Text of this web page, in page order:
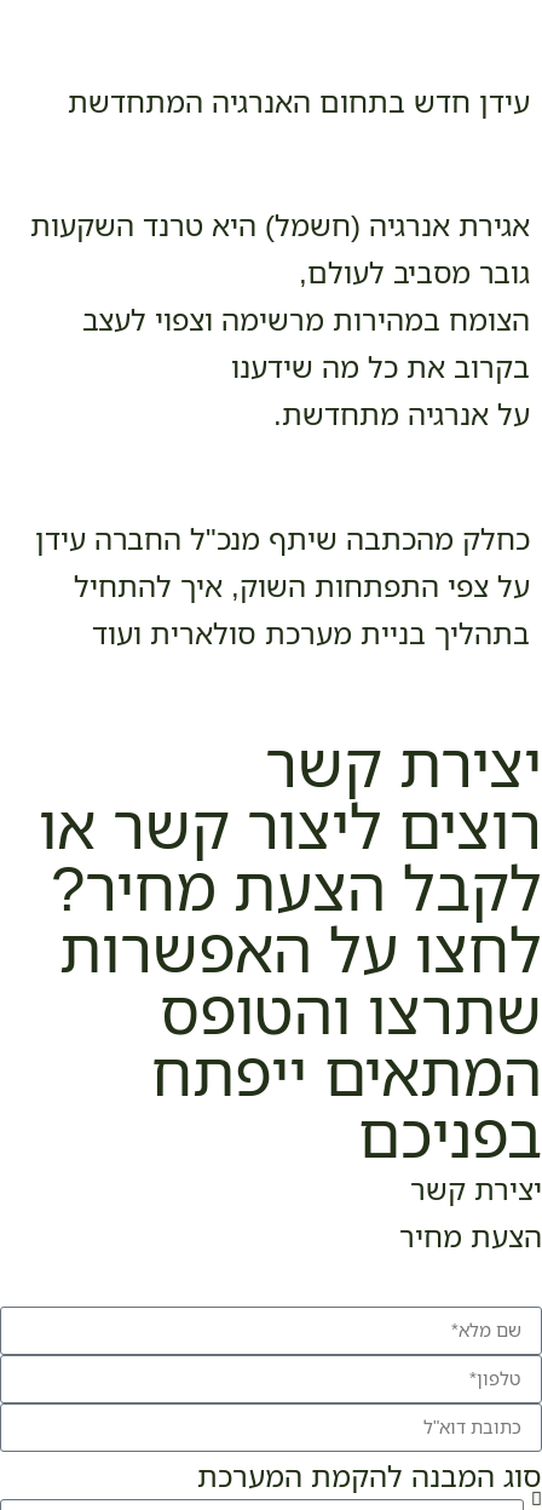
עידן חדש בתחום האנרגיה המתחדשת
אגירת אנרגיה (חשמל) היא טרנד השקעות
גובר מסביב לעולם,
הצומח במהירות מרשימה וצפוי לעצב
בקרוב את כל מה שידענו
על אנרגיה מתחדשת.
כחלק מהכתבה שיתף מנכ"ל החברה עידן
על צפי התפתחות השוק, איך להתחיל
בתהליך בניית מערכת סולארית ועוד
יצירת קשר
רוצים ליצור קשר או
לקבל הצעת מחיר?
לחצו על האפשרות
שתרצו והטופס
המתאים ייפתח
בפניכם
יצירת קשר
הצעת מחיר
סוג המבנה להקמת המערכת